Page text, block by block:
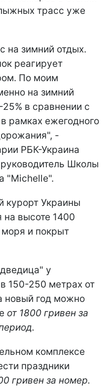
трасс уже
на зимний отдых.
реагирует
По моим
на зимний
в сравнении с
рамках ежегодного
-
РБК-Украина
руководитель Школы
"Michelle".
курорт Украины
на высоте 1400
и покрыт
у
150-250 метрах от
новый год можно
от 1800 гривен за
комплексе
праздники
гривен за номер.